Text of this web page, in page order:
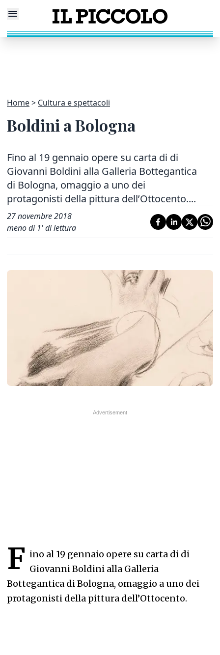
Home Cultura e spettacoli
Boldini a Bologna
Fino al 19 gennaio opere su carta di di
Giovanni Boldini alla Galleria Bottegantica
di Bologna, omaggio a uno dei
protagonisti della pittura dell’Ottocento....
27 novembre 2018
meno di 1' di lettura
F ino al 19 gennaio opere su carta di di
Giovanni Boldini alla Galleria
Bottegantica di Bologna, omaggio a uno dei
protagonisti della pittura dell’Ottocento.